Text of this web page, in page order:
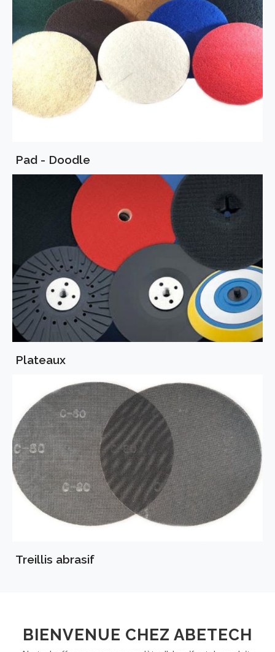
Pad - Doodle
Plateaux
Treillis abrasif
BIENVENUE CHEZ ABETECH